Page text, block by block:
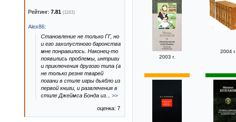
2003 г.
2004 г.
Рейтинг: 7.81 (1163)
Alex86:
Становление не только ГГ, но
и его захолустного баронства
мне понравилось. Наконец-то
появились проблемы, интриги
и приключения другого типа (а
не только резня тварей
погани в стиле игры дьябло из
первой книги, и развлечения в
стиле Джеймса Бонда из
>>
оценка: 7